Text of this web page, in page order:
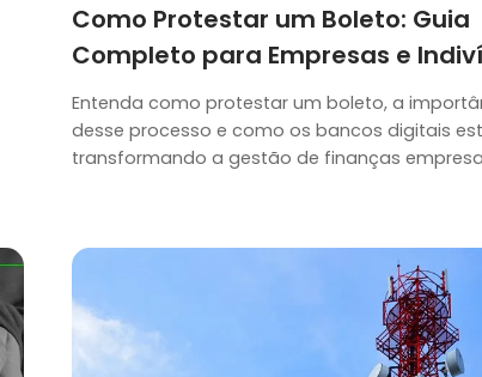
Como Protestar um Boleto: Guia
Completo para Empresas e
Entenda como protestar um boleto, a
desse processo e como os bancos digitais
transformando a gestão de finanças